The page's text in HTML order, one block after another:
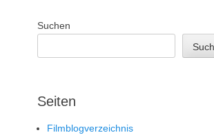
Suchen
Seiten
Filmblogverzeichnis